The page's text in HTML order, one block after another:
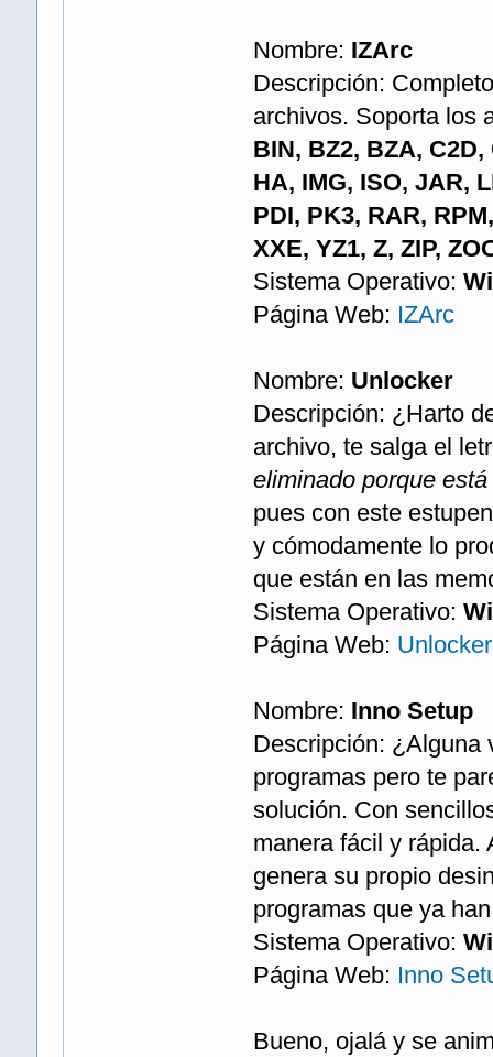
Nombre: IZArc
Descripción:
archivos. Soporta los
BIN, BZ2, BZA,
HA, IMG, ISO, JAR,
PDI, PK3, RAR,
XXE, YZ1, Z, ZIP,
Sistema Operativo:
Página Web: IZArc
Nombre: Unlocker
Descripción: ¿Harto
archivo, te salga el
eliminado porque
pues con este
y cómodamente lo
que están en las
Sistema Operativo:
Página Web: Unlocker
Nombre: Inno Setup
Descripción: ¿Alguna
programas pero te
solución. Con
manera fácil y rápida.
genera su propio
programas que ya
Sistema Operativo:
Página Web: Inno
Bueno, ojalá y se